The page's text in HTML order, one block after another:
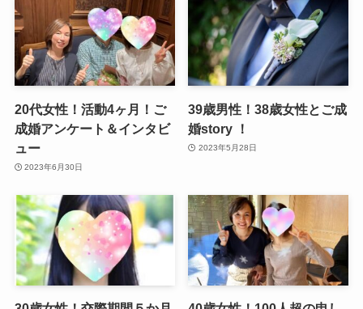
20代女性！活動4ヶ月！ご
成婚アンケート＆インタビ
ュー
2023年6月30日
39歳男性！38歳女性とご成
婚story ！
2023年5月28日